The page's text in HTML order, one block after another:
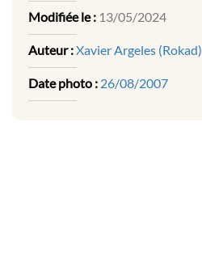
Modifiée le : 13/05/2024
Auteur :Xavier Argeles (Rokad)
Date photo : 26/08/2007